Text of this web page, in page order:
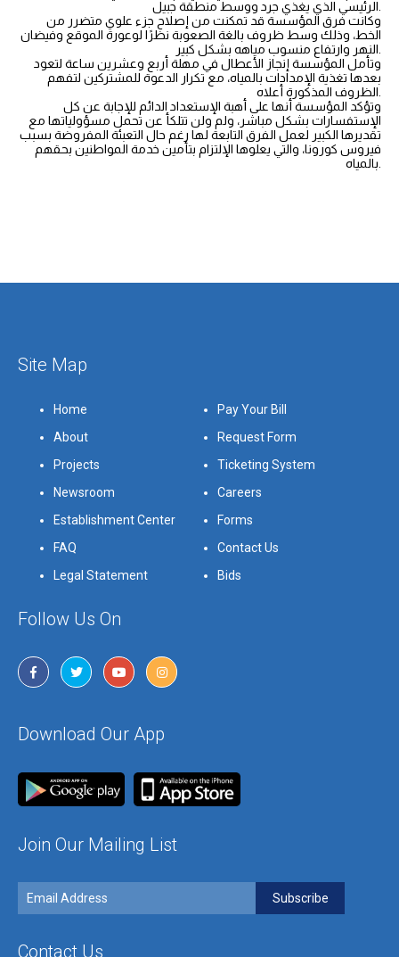
وكانت فرق المؤسسة قد تمكنت من إصلاح جزء علوي متضرر من
الخط، وذلك وسط ظروف بالغة الصعوبة نظرًا لوعورة الموقع وفيضان
وتأمل المؤسسة إنجاز الأعطال في مهلة أربع وعشرين ساعة لتعود
بعدها تغذية الإمدادات بالمياه، مع تكرار الدعوة للمشتركين لتفهم
وتؤكد المؤسسة أنها على أهبة الإستعداد الدائم للإجابة عن كل
الإستفسارات بشكل مباشر، ولم ولن تتلكأ عن تحمل مسؤولياتها مع
تقديرها الكبير لعمل الفرق التابعة لها رغم حال التعبئة المفروضة بسبب
فيروس كورونا، والتي يعلوها الإلتزام بتأمين خدمة المواطنين بحقهم
Site Map
Home
Pay Your Bill
About
Request Form
Projects
Ticketing System
Newsroom
Careers
Establishment Center
Forms
FAQ
Contact Us
Legal Statement
Bids
Follow Us On
Download Our App
Join Our Mailing List
Contact Us